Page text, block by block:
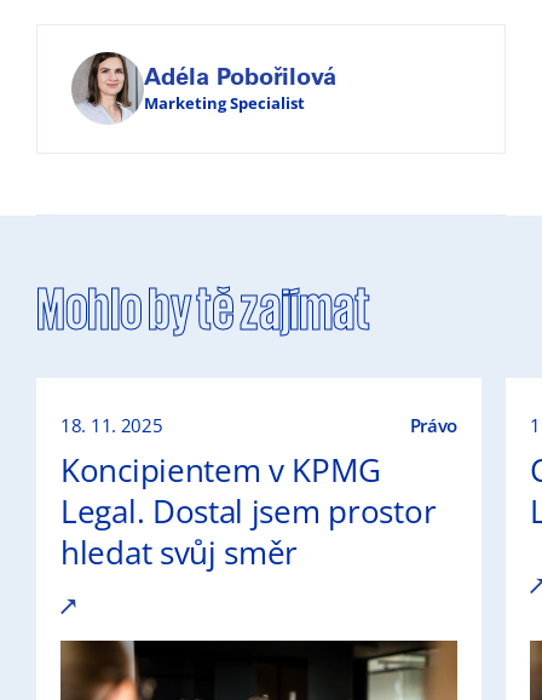
Adéla Pobořilová
Marketing Specialist
Mohlo by tě zajímat
18. 11. 2025 Právo
Koncipientem v KPMG
Legal. Dostal jsem prostor
hledat svůj směr